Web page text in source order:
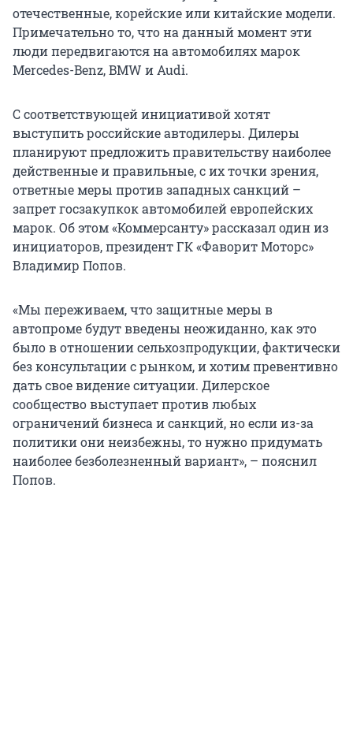
отечественные, корейские или китайские модели.
Примечательно то, что на данный момент эти
люди передвигаются на автомобилях марок
Mercedes-Benz, BMW и Audi.
С соответствующей инициативой хотят
выступить российские автодилеры. Дилеры
планируют предложить правительству наиболее
действенные и правильные, с их точки зрения,
ответные меры против западных санкций –
запрет госзакупкок автомобилей европейских
марок. Об этом «Коммерсанту» рассказал один из
инициаторов, президент ГК «Фаворит Моторс»
Владимир Попов.
«Мы переживаем, что защитные меры в
автопроме будут введены неожиданно, как это
было в отношении сельхозпродукции, фактически
без консультации с рынком, и хотим превентивно
дать свое видение ситуации. Дилерское
сообщество выступает против любых
ограничений бизнеса и санкций, но если из-за
политики они неизбежны, то нужно придумать
наиболее безболезненный вариант», – пояснил
Попов.